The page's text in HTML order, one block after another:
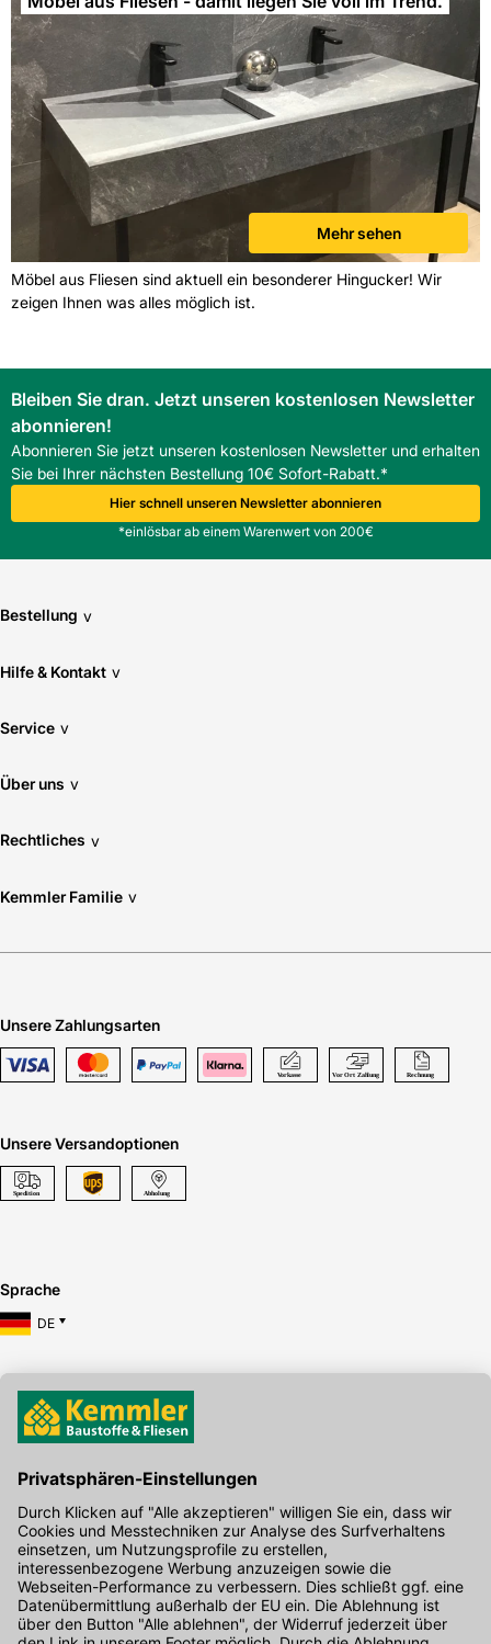
Mehr sehen
Möbel aus Fliesen sind aktuell ein besonderer Hingucker! Wir
zeigen Ihnen was alles möglich ist.
Bleiben Sie dran. Jetzt unseren kostenlosen Newsletter
abonnieren!
Abonnieren Sie jetzt unseren kostenlosen Newsletter und erhalten
Sie bei Ihrer nächsten Bestellung 10€ Sofort-Rabatt.*
Hier schnell unseren Newsletter abonnieren
*einlösbar ab einem Warenwert von 200€
Bestellung v
Hilfe & Kontakt v
Service v
Über uns v
Rechtliches v
Kemmler Familie v
Unsere Zahlungsarten
Unsere Versandoptionen
Sprache
DE
Hier gibt's die kostenlose App
Kontakt
Unser Onlineshop Team ist montags bis freitags von 08:00 - 17:00